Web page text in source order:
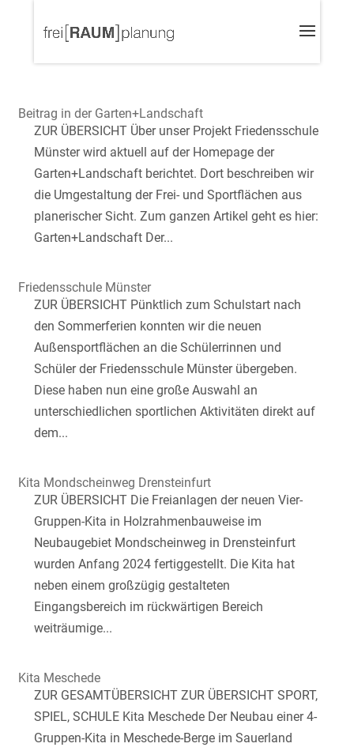
Beitrag in der Garten+Landschaft
ZUR ÜBERSICHT Über unser Projekt Friedensschule
Münster wird aktuell auf der Homepage der
Garten+Landschaft berichtet. Dort beschreiben wir
die Umgestaltung der Frei- und Sportflächen aus
planerischer Sicht. Zum ganzen Artikel geht es hier:
Garten+Landschaft Der...
Friedensschule Münster
ZUR ÜBERSICHT Pünktlich zum Schulstart nach
den Sommerferien konnten wir die neuen
Außensportflächen an die Schülerrinnen und
Schüler der Friedensschule Münster übergeben.
Diese haben nun eine große Auswahl an
unterschiedlichen sportlichen Aktivitäten direkt auf
dem...
Kita Mondscheinweg Drensteinfurt
ZUR ÜBERSICHT Die Freianlagen der neuen Vier-
Gruppen-Kita in Holzrahmenbauweise im
Neubaugebiet Mondscheinweg in Drensteinfurt
wurden Anfang 2024 fertiggestellt. Die Kita hat
neben einem großzügig gestalteten
Eingangsbereich im rückwärtigen Bereich
weiträumige...
Kita Meschede
ZUR GESAMTÜBERSICHT ZUR ÜBERSICHT SPORT,
SPIEL, SCHULE Kita Meschede Der Neubau einer 4-
Gruppen-Kita in Meschede-Berge im Sauerland